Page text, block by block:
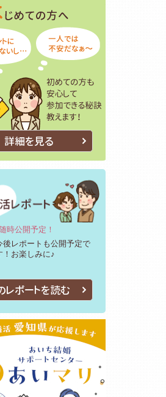
詳細を見る
時公開予定！
後レポートも公開予定で
！お楽しみに♪
レポートを読む